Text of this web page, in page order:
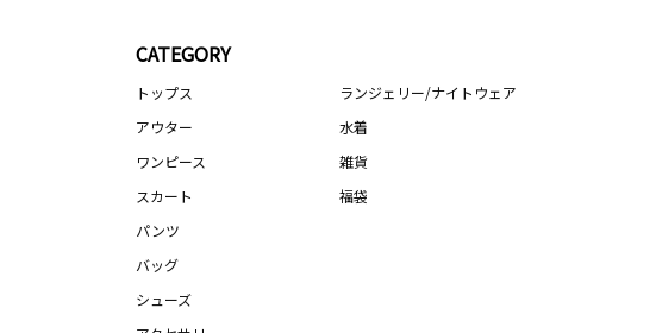
CATEGORY
トップス
アウター
ワンピース
スカート
パンツ
バッグ
シューズ
ランジェリー/ナイトウェア
水着
雑貨
福袋